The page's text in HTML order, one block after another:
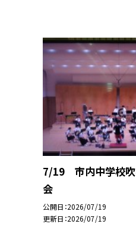
7/19 市内中学校吹
会
公開日 2026/07/19
更新日 2026/07/19